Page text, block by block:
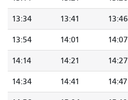
13:34 13:41 13:46
13:54 14:01 14:07
14:14 14:21 14:27
14:34 14:41 14:47